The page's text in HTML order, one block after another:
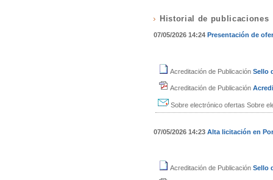
Historial de publicaciones
07/05/2026 14:24 Presentación de
Acreditación de Publicación Sello
Acreditación de Publicación
Sobre electrónico ofertas Sobre
07/05/2026 14:23 Alta licitación en
Acreditación de Publicación Sello